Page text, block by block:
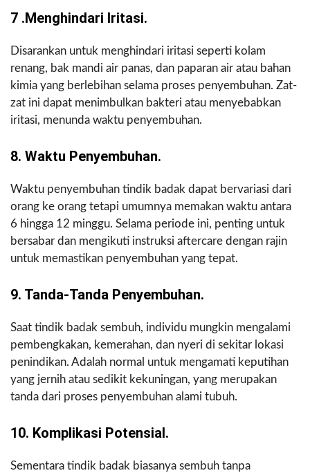
7 .Menghindari Iritasi.
Disarankan untuk menghindari iritasi seperti kolam
renang, bak mandi air panas, dan paparan air atau bahan
kimia yang berlebihan selama proses penyembuhan. Zat-
zat ini dapat menimbulkan bakteri atau menyebabkan
iritasi, menunda waktu penyembuhan.
8. Waktu Penyembuhan.
Waktu penyembuhan tindik badak dapat bervariasi dari
orang ke orang tetapi umumnya memakan waktu antara
6 hingga 12 minggu. Selama periode ini, penting untuk
bersabar dan mengikuti instruksi aftercare dengan rajin
untuk memastikan penyembuhan yang tepat.
9. Tanda-Tanda Penyembuhan.
Saat tindik badak sembuh, individu mungkin mengalami
pembengkakan, kemerahan, dan nyeri di sekitar lokasi
penindikan. Adalah normal untuk mengamati keputihan
yang jernih atau sedikit kekuningan, yang merupakan
tanda dari proses penyembuhan alami tubuh.
10. Komplikasi Potensial.
Sementara tindik badak biasanya sembuh tanpa